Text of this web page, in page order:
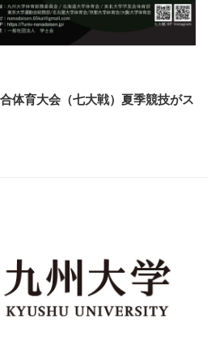
体育大会（七大戦）夏季競技がス